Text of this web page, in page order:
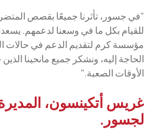
"في جسور، تأثرنا جميعًا بقصص
للقيام بكل ما في وسعنا لدعمهم.
مؤسسة كرم لتقديم الدعم في
الحاجة إليه، ونشكر جميع مانحينا
الأوقات الصعبة."
غريس أتكينسون، المديرة
لجسور.